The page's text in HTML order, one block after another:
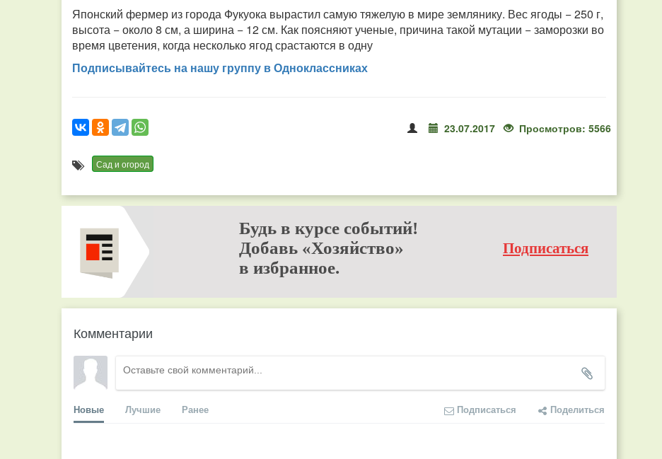
Японский фермер из города Фукуока вырастил самую тяжелую в мире землянику. Вес ягоды − 250 г,
высота − около 8 см, а ширина − 12 см. Как поясняют ученые, причина такой мутации − заморозки во
время цветения, когда несколько ягод срастаются в одну
Подписывайтесь на нашу группу в Одноклассниках
23.07.2017 Просмотров: 5566
Сад и огород
Будь в курсе событий!
Добавь «Хозяйство»
в избранное.
Подписаться
Комментарии
Новые Лучшие Ранее Подписаться Поделиться